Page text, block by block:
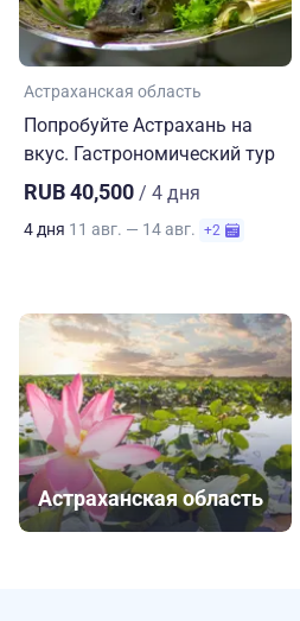
Астраханская область
Попробуйте Астрахань на
вкус. Гастрономический тур
RUB 40,500 / 4 дня
4 дня 11 авг. — 14 авг. +2
Астраханская область